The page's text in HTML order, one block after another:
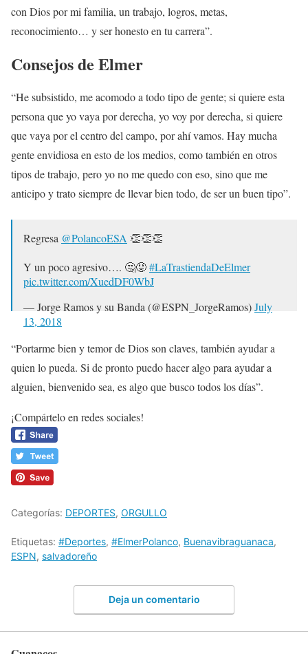
con Dios por mi familia, un trabajo, logros, metas,
reconocimiento… y ser honesto en tu carrera”.
Consejos de Elmer
“He subsistido, me acomodo a todo tipo de gente; si quiere esta
persona que yo vaya por derecha, yo voy por derecha, si quiere
que vaya por el centro del campo, por ahí vamos. Hay mucha
gente envidiosa en esto de los medios, como también en otros
tipos de trabajo, pero yo no me quedo con eso, sino que me
anticipo y trato siempre de llevar bien todo, de ser un buen tipo”.
Regresa @PolancoESA 👏👏👏
Y un poco agresivo…. 🤔😡#LaTrastiendaDeElmer
pic.twitter.com/XuedDF0WbJ
— Jorge Ramos y su Banda (@ESPN_JorgeRamos)July
13, 2018
“Portarme bien y temor de Dios son claves, también ayudar a
quien lo pueda. Si de pronto puedo hacer algo para ayudar a
alguien, bienvenido sea, es algo que busco todos los días”.
¡Compártelo en redes sociales!
Categorías: DEPORTES, ORGULLO
Etiquetas: #Deportes, #ElmerPolanco, Buenavibraguanaca,
ESPN, salvadoreño
Deja un comentario